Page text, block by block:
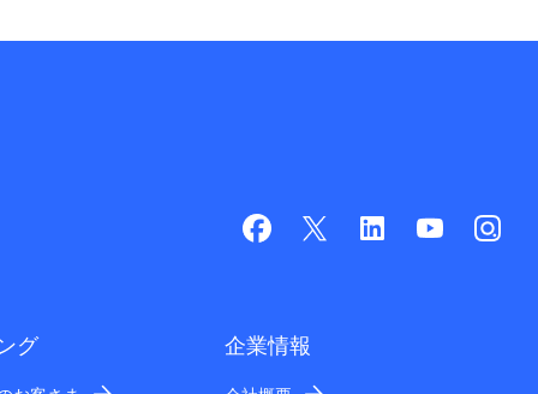
グ 企業情報